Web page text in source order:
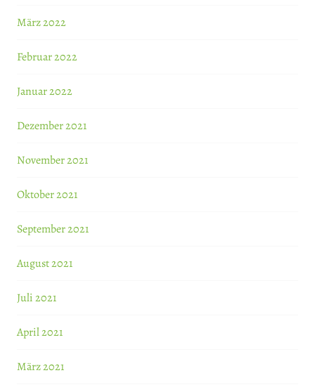
März 2022
Februar 2022
Januar 2022
Dezember 2021
November 2021
Oktober 2021
September 2021
August 2021
Juli 2021
April 2021
März 2021